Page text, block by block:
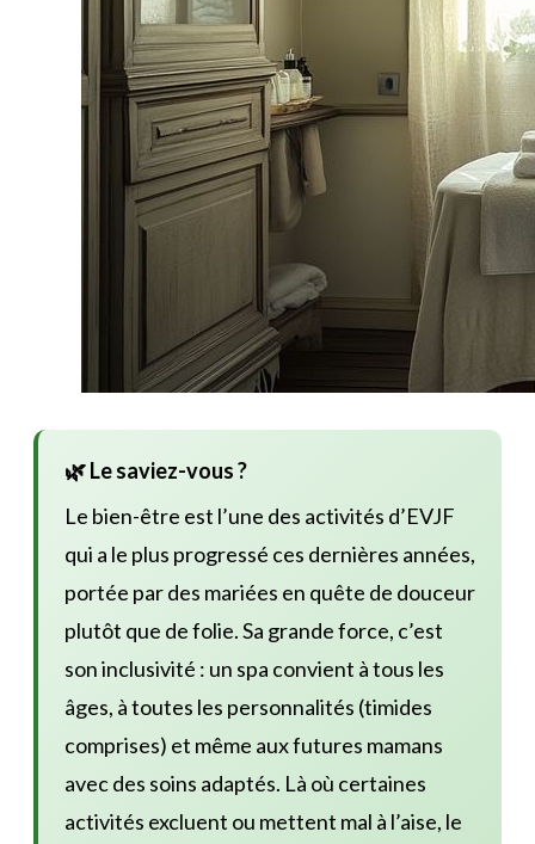
🌿 Le saviez-vous ?
Le bien-être est l’une des activités d’EVJF
qui a le plus progressé ces dernières années,
portée par des mariées en quête de douceur
plutôt que de folie. Sa grande force, c’est
son inclusivité : un spa convient à tous les
âges, à toutes les personnalités (timides
comprises) et même aux futures mamans
avec des soins adaptés. Là où certaines
activités excluent ou mettent mal à l’aise, le